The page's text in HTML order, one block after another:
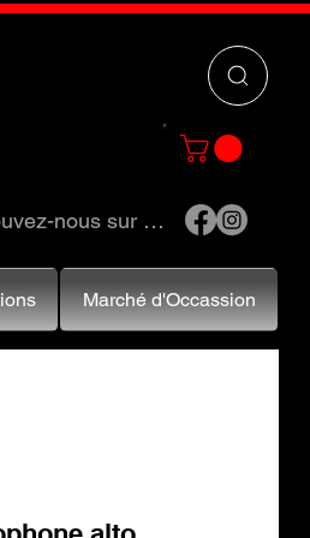
nous sur …
Marché d'Occassion